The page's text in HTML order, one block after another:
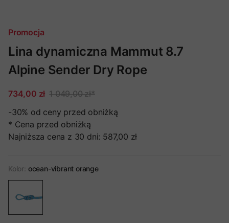
Promocja
Lina dynamiczna Mammut 8.7
Alpine Sender Dry Rope
734,00 zł 1 049,00 zł*
-30% od ceny przed obniżką
* Cena przed obniżką
Najniższa cena z 30 dni: 587,00 zł
Kolor: ocean-vibrant orange